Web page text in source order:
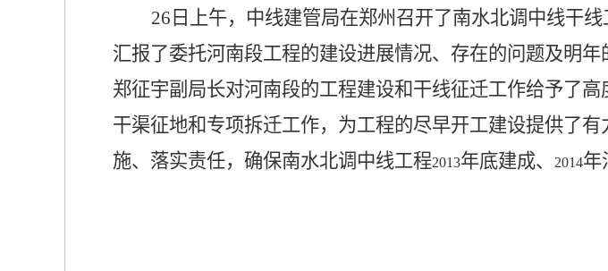
26 日上午，中线建管局在郑州召开了南水北调中线干
汇报了委托河南段工程的建设进展情况、存在的问题及明
郑征宇副局长对河南段的工程建设和干线征迁工作给予了
干渠征地和专项拆迁工作，为工程的尽早开工建设提供了
施、落实责任，确保南水北调中线工程2013年底建成、 2014年